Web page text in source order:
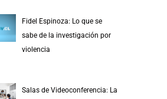
Fidel Espinoza: Lo que se
sabe de la investigación por
violencia
Salas de Videoconferencia: La